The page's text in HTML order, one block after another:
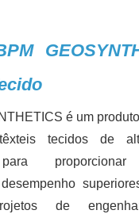
é um
tecidos de
proporcionar
de